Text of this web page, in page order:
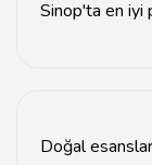
Sinop'ta en iyi
Doğal